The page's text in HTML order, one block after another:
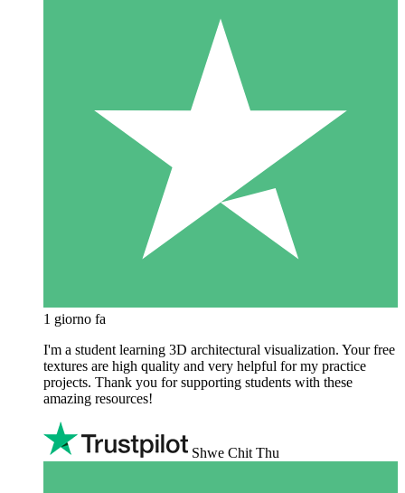
1 giorno fa
I'm a student learning 3D architectural visualization. Your free
textures are high quality and very helpful for my practice
projects. Thank you for supporting students with these
amazing resources!
Shwe Chit Thu